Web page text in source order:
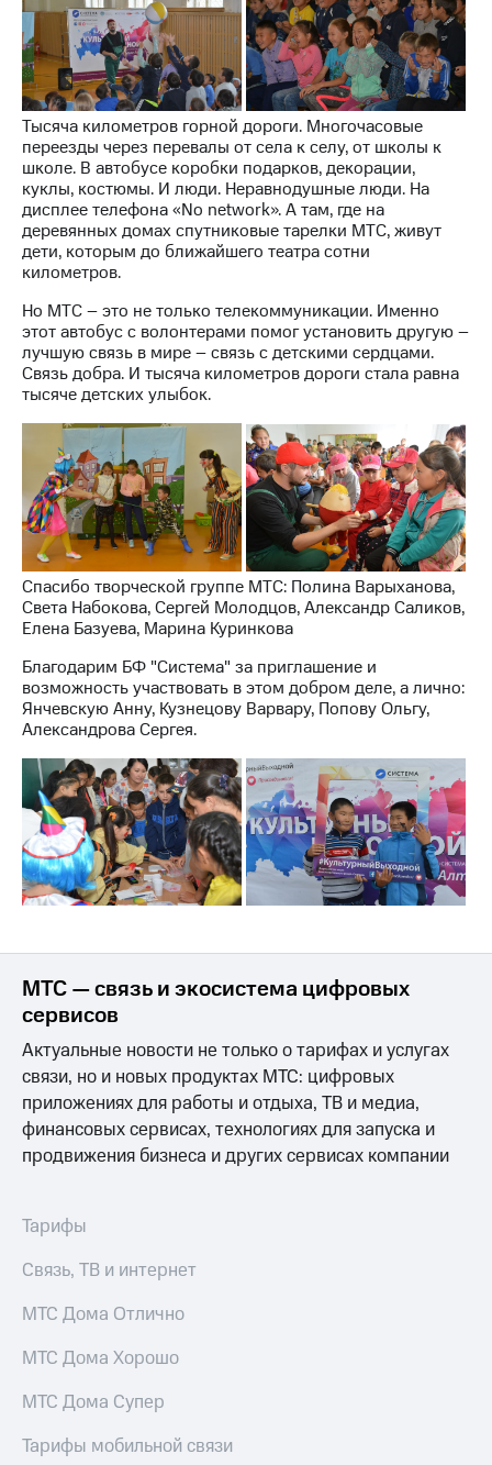
информации
Информация
акционерам
Документы
ПАО
"МТС"
Собрания
акционеров
Личный
кабинет
акционера
Акционерный
капитал
Контроль
и
аудит
Рынок
акций
Описание
Программа
приобретения
Порядок
выкупа
акций
Дивиденды
Рынок
облигаций
Описание
Еврооблигации-2023
Уведомление
о
погашении
именных
облигаций
Другое
Регистратор
Реквизиты
Контакты
развитие
деловая этика
Тысяча километров горной дороги. Многочасовые
переезды через перевалы от села к селу, от школы к
школе. В автобусе коробки подарков, декорации,
куклы, костюмы. И люди. Неравнодушные люди. На
дисплее телефона «No network». А там, где на
деревянных домах спутниковые тарелки МТС, живут
дети, которым до ближайшего театра сотни
километров.
Но МТС – это не только телекоммуникации. Именно
этот автобус с волонтерами помог установить другую –
лучшую связь в мире – связь с детскими сердцами.
Связь добра. И тысяча километров дороги стала равна
тысяче детских улыбок.
Спасибо творческой группе МТС: Полина Варыханова,
Света Набокова, Сергей Молодцов, Александр Саликов,
Елена Базуева, Марина Куринкова
Благодарим БФ "Система" за приглашение и
возможность участвовать в этом добром деле, а лично:
Янчевскую Анну, Кузнецову Варвару, Попову Ольгу,
Александрова Сергея.
МТС — связь и экосистема цифровых
сервисов
Актуальные новости не только о тарифах и услугах
связи, но и новых продуктах МТС: цифровых
приложениях для работы и отдыха, ТВ и медиа,
финансовых сервисах, технологиях для запуска и
продвижения бизнеса и других сервисах компании
Тарифы
Связь, ТВ и интернет
МТС Дома Отлично
МТС Дома Хорошо
МТС Дома Супер
Тарифы мобильной связи